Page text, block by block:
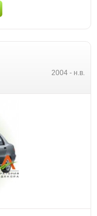
2004 - н.в.